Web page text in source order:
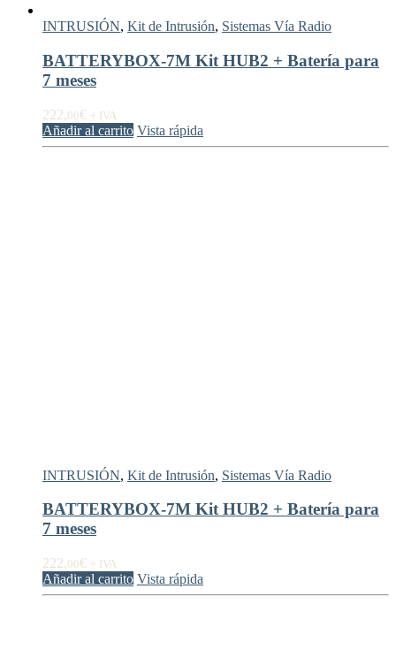
INTRUSIÓN, Kit de Intrusión, Sistemas Vía Radio
BATTERYBOX-7M Kit HUB2 + Batería para
7 meses
222,00€ + IVA
Añadir al carrito Vista rápida
INTRUSIÓN, Kit de Intrusión, Sistemas Vía Radio
BATTERYBOX-7M Kit HUB2 + Batería para
7 meses
222,00€ + IVA
Añadir al carrito Vista rápida